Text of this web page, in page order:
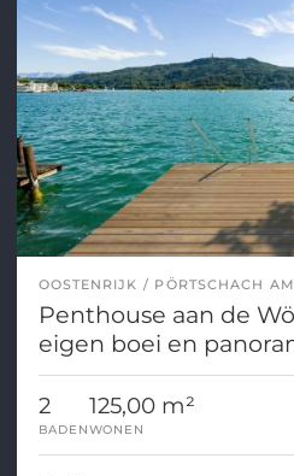
OOSTENRIJK PÖRTSCHACH
Penthouse aan de
eigen boei en
2
BADEN
125,00 m²
WONEN